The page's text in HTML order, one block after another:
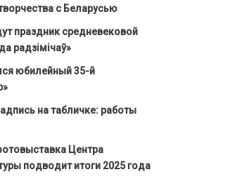
с Беларусью
праздник средневековой
радзімічаў»
юбилейный 35-й
на табличке: работы
Центра
подводит итоги 2025 года